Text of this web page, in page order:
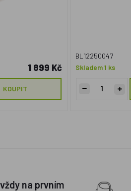
1 899 Kč
KOUPIT
BL12250047
Skladem 1 ks
na prvním